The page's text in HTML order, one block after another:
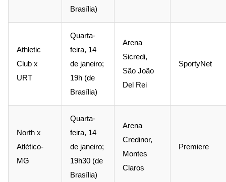
Brasília)
Athletic
Club x
URT
Quarta-
feira, 14
de janeiro;
19h (de
Brasília)
Arena
Sicredi,
São João
Del Rei
SportyNet
North x
Atlético-
MG
Quarta-
feira, 14
de janeiro;
19h30 (de
Brasília)
Arena
Credinor,
Montes
Claros
Premiere